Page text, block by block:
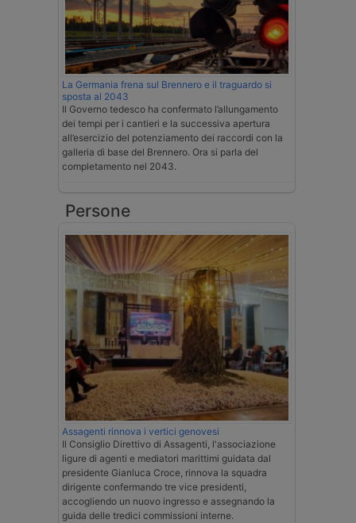
La Germania frena sul Brennero e il traguardo si
sposta al 2043
Il Governo tedesco ha confermato l’allungamento
dei tempi per i cantieri e la successiva apertura
all’esercizio del potenziamento dei raccordi con la
galleria di base del Brennero. Ora si parla del
completamento nel 2043.
Persone
Assagenti rinnova i vertici genovesi
Il Consiglio Direttivo di Assagenti, l'associazione
ligure di agenti e mediatori marittimi guidata dal
presidente Gianluca Croce, rinnova la squadra
dirigente confermando tre vice presidenti,
accogliendo un nuovo ingresso e assegnando la
guida delle tredici commissioni interne.